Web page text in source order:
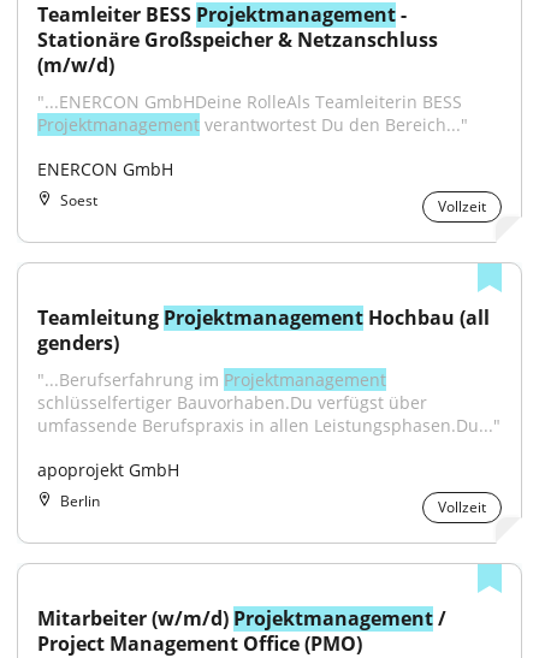
Teamleiter BESS Projektmanagement -
Stationäre Großspeicher & Netzanschluss
(m/w/d)
Projektmanagement verantwortest Du den Bereich..."
ENERCON GmbH
Soest Vollzeit
Teamleitung Projektmanagement Hochbau (all
genders)
"...Berufserfahrung im Projektmanagement
schlüsselfertiger Bauvorhaben.Du verfügst über
umfassende Berufspraxis in allen Leistungsphasen.Du..."
apoprojekt GmbH
Berlin Vollzeit
Mitarbeiter (w/m/d) Projektmanagement /
Project Management Office (PMO)